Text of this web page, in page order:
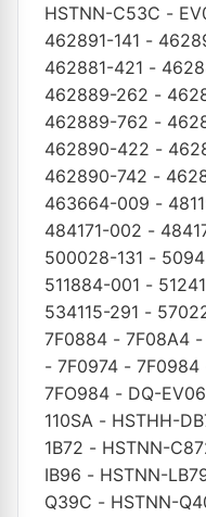
HSTNN-C53C -
462891-141 -
462881-421 -
462889-262 -
462889-762 -
462890-422 -
462890-742 -
463664-009 -
484171-002 -
500028-131 -
511884-001 -
534115-291 -
7F0884 - 7F08A4 -
- 7F0974 - 7F0984
7FO984 - DQ-
110SA - HSTHH-
1B72 - HSTNN-
IB96 - HSTNN-
Q39C - HSTNN-